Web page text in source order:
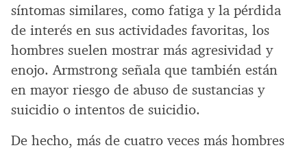
síntomas similares, como fatiga y la pérdida
de interés en sus actividades favoritas, los
hombres suelen mostrar más agresividad y
enojo. Armstrong señala que también están
en mayor riesgo de abuso de sustancias y
suicidio o intentos de suicidio.
De hecho, más de cuatro veces más hombres